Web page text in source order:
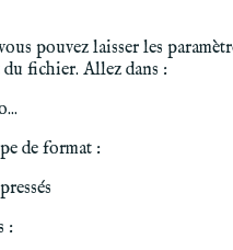
pouvez laisser les
du fichier. Allez dans :
de format :
: